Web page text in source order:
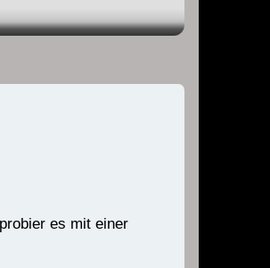
es mit einer